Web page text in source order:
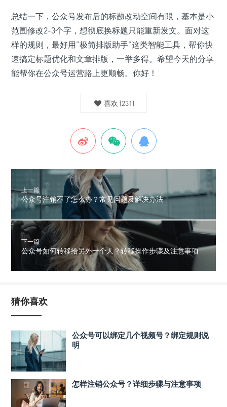
总结一下，公众号发布后的标题改动空间有限，基本是小
范围修改2-3个字，想彻底换标题只能重新发文。面对这
样的规则，最好用“极简排版助手”这类智能工具，帮你快
速搞定标题优化和文章排版，一举多得。希望今天的分享
能帮你在公众号运营路上更顺畅。你好！
喜欢 (231)
上一篇
公众号注销不了怎么办？常见问题及解决办法
下一篇
公众号如何转移给另外一个人？转移操作步骤及注意事项
猜你喜欢
公众号可以绑定几个视频号？绑定规则说
明
怎样注销公众号？详细步骤与注意事项